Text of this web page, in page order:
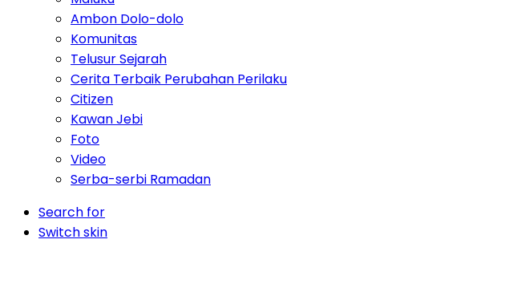
Ambon Dolo-dolo
Komunitas
Telusur Sejarah
Cerita Terbaik Perubahan Perilaku
Citizen
Kawan Jebi
Foto
Video
Serba-serbi Ramadan
Search for
Switch skin